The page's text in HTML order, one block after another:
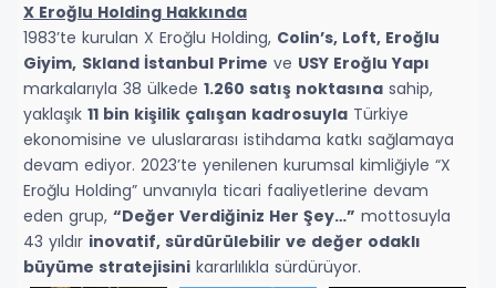
X Eroğlu Holding Hakkında
1983’te kurulan X Eroğlu Holding, Colin’s, Loft, Eroğlu
Giyim, Skland İstanbul Prime ve USY Eroğlu Yapı
markalarıyla 38 ülkede 1.260 satış noktasına sahip,
yaklaşık 11 bin kişilik çalışan kadrosuyla Türkiye
ekonomisine ve uluslararası istihdama katkı sağlamaya
devam ediyor. 2023’te yenilenen kurumsal kimliğiyle “X
Eroğlu Holding” unvanıyla ticari faaliyetlerine devam
eden grup, “Değer Verdiğiniz Her Şey…” mottosuyla
43 yıldır inovatif, sürdürülebilir ve değer odaklı
büyüme stratejisini kararlılıkla sürdürüyor.